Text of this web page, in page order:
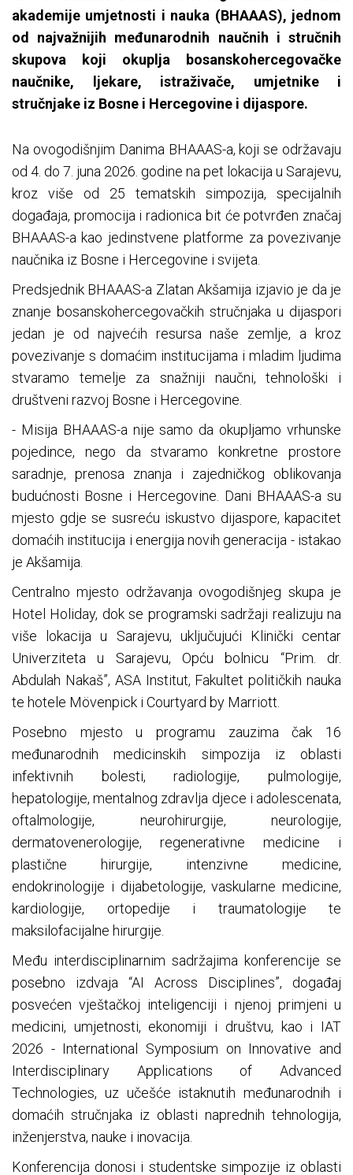
akademije umjetnosti i nauka (BHAAAS), jednom
od najvažnijih međunarodnih naučnih i stručnih
skupova koji okuplja bosanskohercegovačke
naučnike, ljekare, istraživače, umjetnike i
stručnjake iz Bosne i Hercegovine i dijaspore.
Na ovogodišnjim Danima BHAAAS-a, koji se održavaju
od 4. do 7. juna 2026. godine na pet lokacija u Sarajevu,
kroz više od 25 tematskih simpozija, specijalnih
događaja, promocija i radionica bit će potvrđen značaj
BHAAAS-a kao jedinstvene platforme za povezivanje
naučnika iz Bosne i Hercegovine i svijeta.
Predsjednik BHAAAS-a Zlatan Akšamija izjavio je da je
znanje bosanskohercegovačkih stručnjaka u dijaspori
jedan je od najvećih resursa naše zemlje, a kroz
povezivanje s domaćim institucijama i mladim ljudima
stvaramo temelje za snažniji naučni, tehnološki i
društveni razvoj Bosne i Hercegovine.
- Misija BHAAAS-a nije samo da okupljamo vrhunske
pojedince, nego da stvaramo konkretne prostore
saradnje, prenosa znanja i zajedničkog oblikovanja
budućnosti Bosne i Hercegovine. Dani BHAAAS-a su
mjesto gdje se susreću iskustvo dijaspore, kapacitet
domaćih institucija i energija novih generacija - istakao
je Akšamija.
Centralno mjesto održavanja ovogodišnjeg skupa je
Hotel Holiday, dok se programski sadržaji realizuju na
više lokacija u Sarajevu, uključujući Klinički centar
Univerziteta u Sarajevu, Opću bolnicu “Prim. dr.
Abdulah Nakaš”, ASA Institut, Fakultet političkih nauka
te hotele Mövenpick i Courtyard by Marriott.
Posebno mjesto u programu zauzima čak 16
međunarodnih medicinskih simpozija iz oblasti
infektivnih bolesti, radiologije, pulmologije,
hepatologije, mentalnog zdravlja djece i adolescenata,
oftalmologije, neurohirurgije, neurologije,
dermatovenerologije, regenerativne medicine i
plastične hirurgije, intenzivne medicine,
endokrinologije i dijabetologije, vaskularne medicine,
kardiologije, ortopedije i traumatologije te
maksilofacijalne hirurgije.
Među interdisciplinarnim sadržajima konferencije se
posebno izdvaja “AI Across Disciplines”, događaj
posvećen vještačkoj inteligenciji i njenoj primjeni u
medicini, umjetnosti, ekonomiji i društvu, kao i IAT
2026 - International Symposium on Innovative and
Interdisciplinary Applications of Advanced
Technologies, uz učešće istaknutih međunarodnih i
domaćih stručnjaka iz oblasti naprednih tehnologija,
inženjerstva, nauke i inovacija.
Konferencija donosi i studentske simpozije iz oblasti